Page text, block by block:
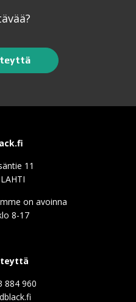
11
on avoinna
8-17
884 960